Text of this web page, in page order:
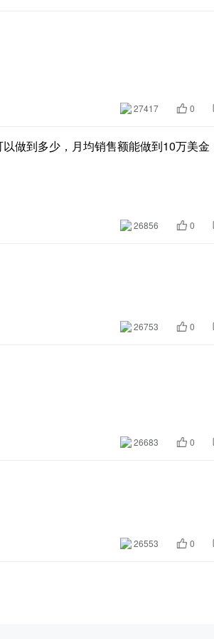
27417 0
做到多少，月均销售额能做到10万美金
26856 0
26753 0
26683 0
26553 0